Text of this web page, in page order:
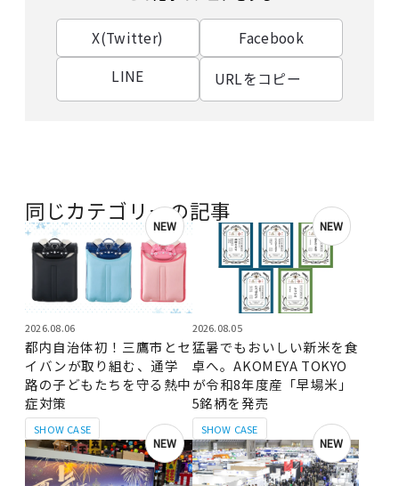
X(Twitter)
Facebook
LINE
URLをコピー
同じカテゴリーの記事
NEW
SHOW CASE
2026.08.06
都内自治体初！三鷹市とセ
イバンが取り組む、通学
路の子どもたちを守る熱中
症対策
NEW
SHOW CASE
2026.08.05
猛暑でもおいしい新米を食
卓へ。AKOMEYA TOKYO
が令和8年度産「早場米」
5銘柄を発売
NEW NEW